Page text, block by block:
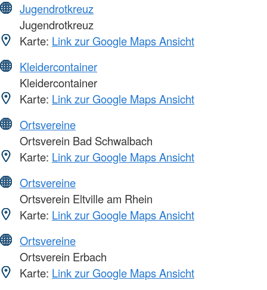
Jugendrotkreuz
Jugendrotkreuz
Karte: Link zur Google Maps Ansicht
Kleidercontainer
Kleidercontainer
Karte: Link zur Google Maps Ansicht
Ortsvereine
Ortsverein Bad Schwalbach
Karte: Link zur Google Maps Ansicht
Ortsvereine
Ortsverein Eltville am Rhein
Karte: Link zur Google Maps Ansicht
Ortsvereine
Ortsverein Erbach
Karte: Link zur Google Maps Ansicht